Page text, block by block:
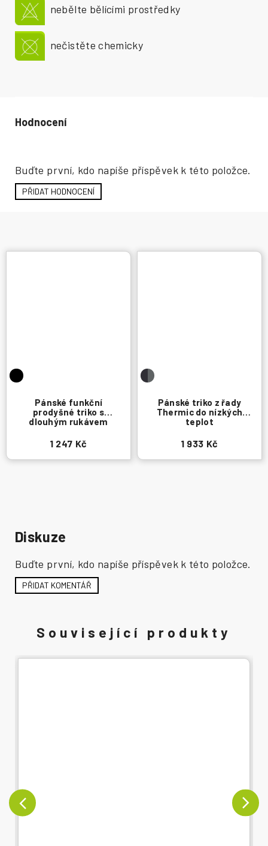
Pánské funkční
prodyšné triko s
dlouhým rukávem
1 247 Kč
Pánské triko z řady
Thermic do nízkých
teplot
1 933 Kč
Buďte první, kdo napíše příspěvek k této položce.
PŘIDAT HODNOCENÍ
Diskuze
Buďte první, kdo napíše příspěvek k této položce.
PŘIDAT KOMENTÁŘ
nebělte bělícími prostředky
nečistěte chemicky